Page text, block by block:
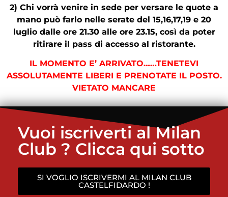
2) Chi vorrà venire in sede per versare le quote a
mano può farlo nelle serate del 15,16,17,19 e 20
luglio dalle ore 21.30 alle ore 23.15, così da poter
ritirare il pass di accesso al ristorante.
IL MOMENTO E’ ARRIVATO……TENETEVI
ASSOLUTAMENTE LIBERI E PRENOTATE IL POSTO.
VIETATO MANCARE
Vuoi iscriverti al Milan
Club ? Clicca qui sotto
SI VOGLIO ISCRIVERMI AL MILAN CLUB
CASTELFIDARDO !